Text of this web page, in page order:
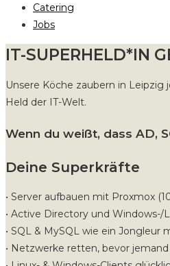
Catering
Jobs
IT-SUPERHELD*IN
Unsere Köche zaubern in Leipzig
Held der IT-Welt.
Wenn du weißt, dass AD,
Deine Superkräfte
• Server aufbauen mit Proxmox
• Active Directory und Windows-/
• SQL & MySQL wie ein Jongleur
• Netzwerke retten, bevor